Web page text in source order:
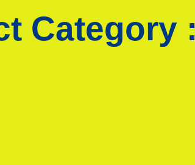
Category :